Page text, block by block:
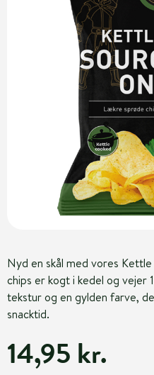
Nyd en skål med vores
chips er kogt i kedel og vejer
tekstur og en gylden farve,
snacktid.
14,95 kr.